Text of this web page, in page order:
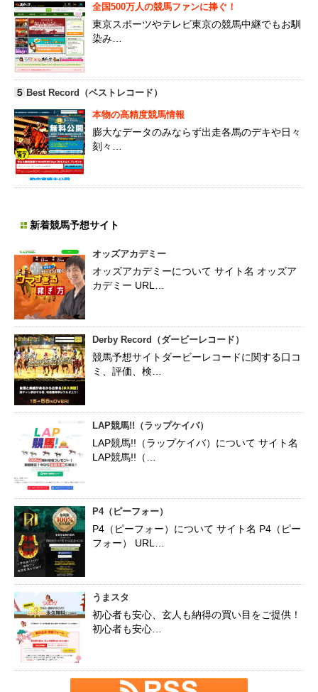
全国500万人の競馬ファンに捧ぐ！
東京スポーツやテレビ東京の競馬中継でもお馴
染み…
５ Best Record（ベストレコード）
本物の高精度競馬情報
膨大なデータのみならず出走各馬のデキや日々
刻々…
新着競馬予想サイト
オッズアカデミー
オッズアカデミーについて サイト名 オッズア
カデミー URL…
Derby Record（ダービーレコード）
競馬予想サイトダービーレコードに関する口コ
ミ、評価、検…
LAP競馬!!（ラップケイバ）
LAP競馬!!（ラップケイバ）について サイト名
LAP競馬!!（…
P4（ピーフォー）
P4（ピーフォー）について サイト名 P4（ピー
フォー） URL…
うまスタ
初心者も安心、玄人も納得の買い目をご提供！
初心者も安心…